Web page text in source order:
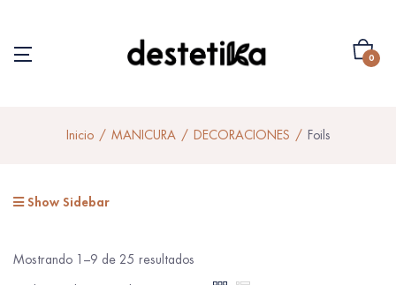
0
Inicio MANICURA DECORACIONES Foils
Show Sidebar
Mostrando 1–9 de 25 resultados